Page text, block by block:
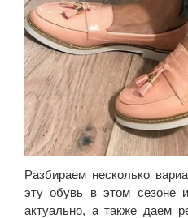
Разбираем несколько
эту обувь в этом сезоне
актуально, а также даем